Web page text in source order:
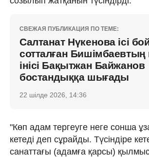
СВЕЖАЯ ПУБЛИКАЦИЯ ПО ТЕМЕ:
Салтанат Нүкенова ісі
сотталған Бишімбаевтың
інісі Бақытжан Байжанов
бостандыққа шығады
22 шілде 2026, 14:36
"Көп адам тергеуге неге сонша
кетеді деп сұрайды. Түсіндіре
санаттағы (адамға қарсы)